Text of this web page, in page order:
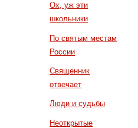
Ох, уж эти
школьники
По святым местам
России
Священник
отвечает
Люди и судьбы
Неоткрытые